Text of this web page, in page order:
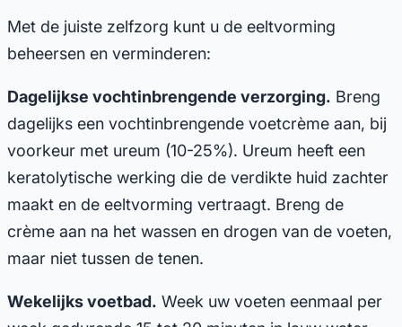
Met de juiste zelfzorg kunt u de eeltvorming
beheersen en verminderen:
Dagelijkse vochtinbrengende verzorging. Breng
dagelijks een vochtinbrengende voetcrème aan, bij
voorkeur met ureum (10-25%). Ureum heeft een
keratolytische werking die de verdikte huid zachter
maakt en de eeltvorming vertraagt. Breng de
crème aan na het wassen en drogen van de voeten,
maar niet tussen de tenen.
Wekelijks voetbad. Week uw voeten eenmaal per